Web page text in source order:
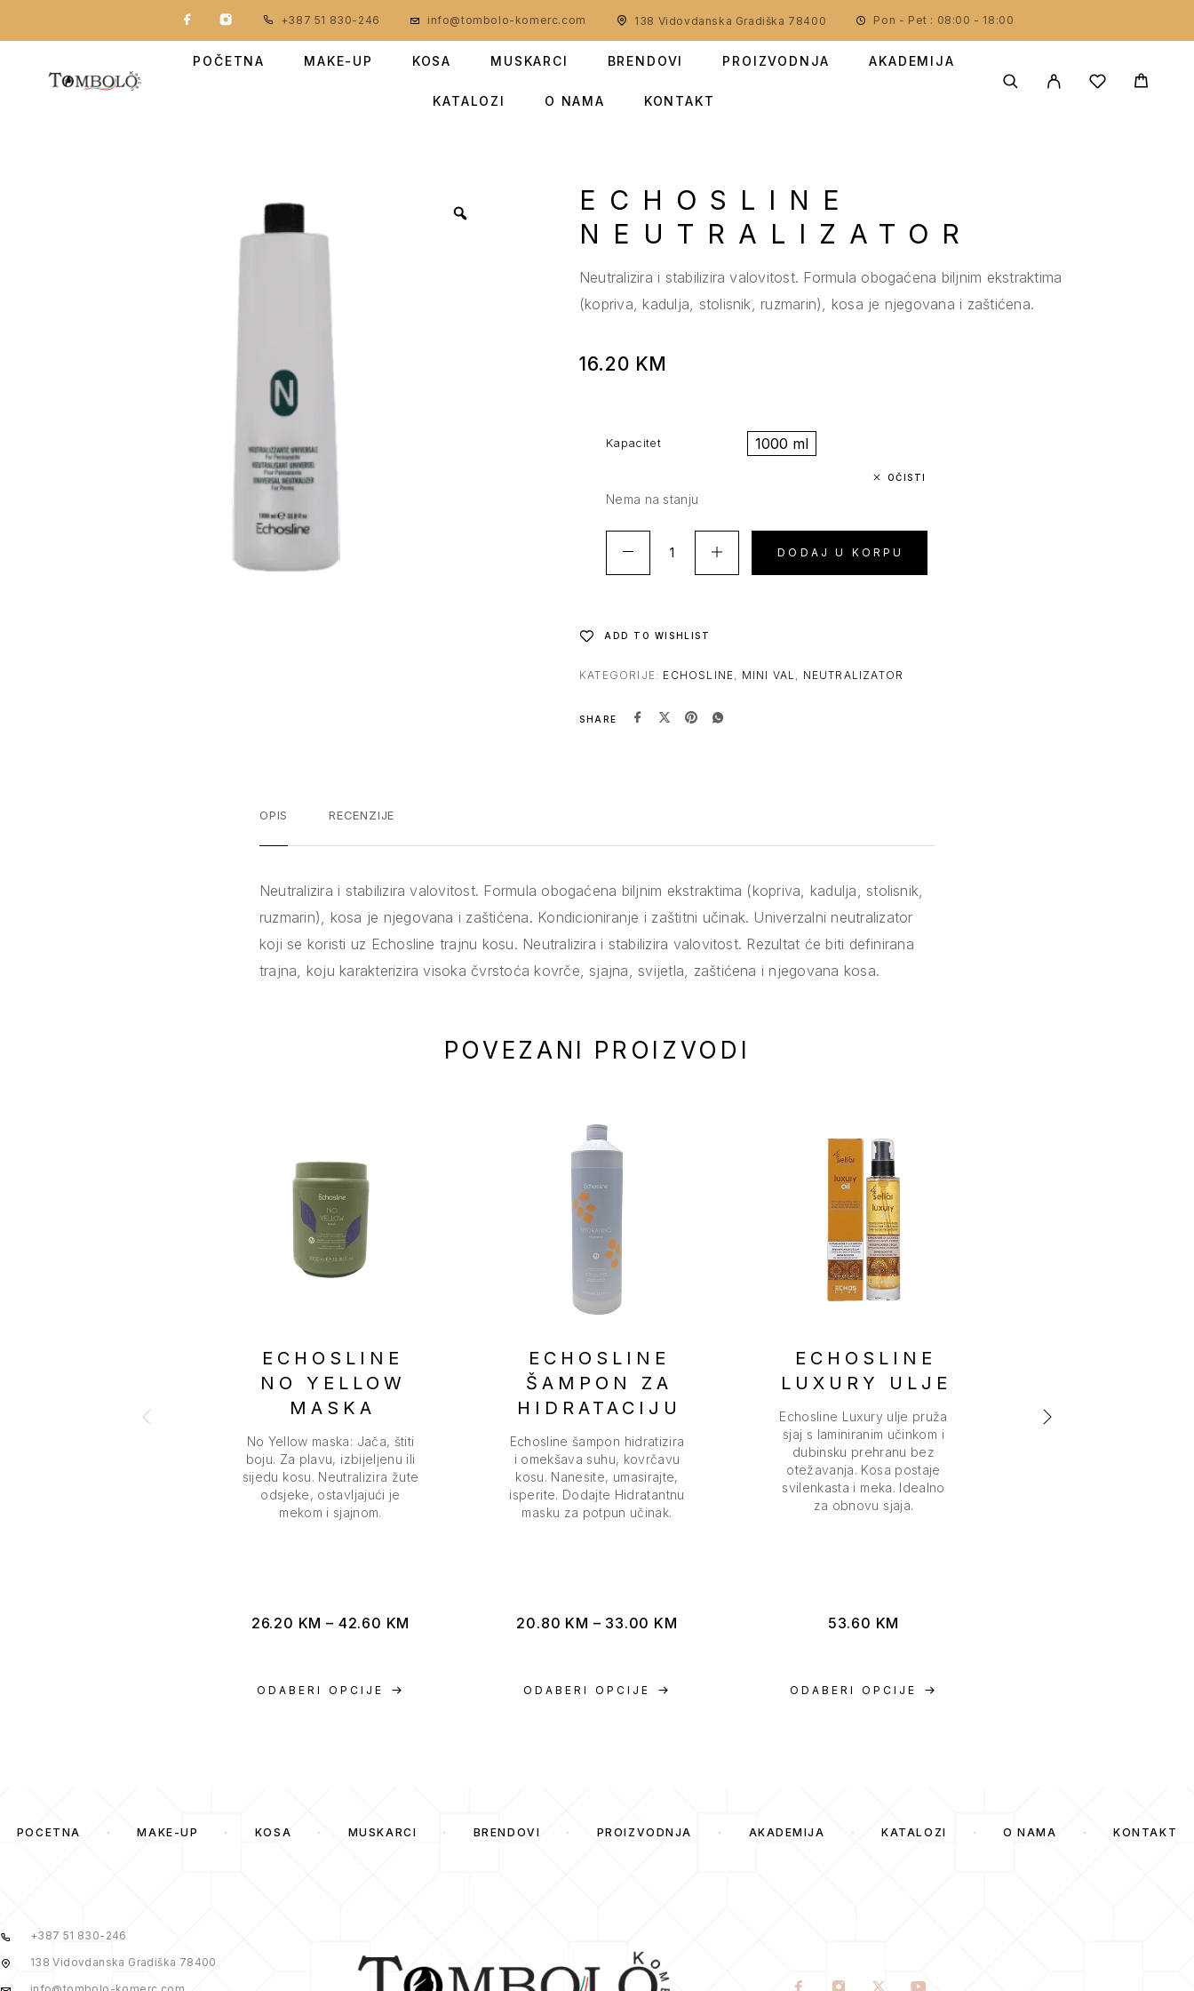
+387 51 830-246 info@tombolo-komerc.com 138 Vidovdanska Gradiška 78400 Pon - Pet : 08:00 - 18:00
POČETNA MAKE-UP KOSA MUSKARCI BRENDOVI PROIZVODNJA AKADEMIJA
KATALOZI O NAMA KONTAKT
ECHOSLINE
NEUTRALIZATOR
Neutralizira i stabilizira valovitost. Formula obogaćena biljnim ekstraktima
(kopriva, kadulja, stolisnik, ruzmarin), kosa je njegovana i zaštićena.
16.20 KM
Kapacitet 1000 ml
OČISTI
Nema na stanju
DODAJ U KORPU
ADD TO WISHLIST
KATEGORIJE: ECHOSLINE, MINI VAL , NEUTRALIZATOR
SHARE
OPIS RECENZIJE
Neutralizira i stabilizira valovitost. Formula obogaćena biljnim ekstraktima (kopriva, kadulja, stolisnik,
ruzmarin), kosa je njegovana i zaštićena. Kondicioniranje i zaštitni učinak. Univerzalni neutralizator
koji se koristi uz Echosline trajnu kosu. Neutralizira i stabilizira valovitost. Rezultat će biti definirana
trajna, koju karakterizira visoka čvrstoća kovrče, sjajna, svijetla, zaštićena i njegovana kosa.
POVEZANI PROIZVODI
ODABERI OPCIJE
ECHOSLINE
NO YELLOW
MASKA
No Yellow maska: Jača, štiti
boju. Za plavu, izbijeljenu ili
sijedu kosu. Neutralizira žute
odsjeke, ostavljajući je
mekom i sjajnom.
26.20 KM – 42.60 KM
ODABERI OPCIJE
ECHOSLINE
ŠAMPON ZA
HIDRATACIJU
Echosline šampon hidratizira
i omekšava suhu, kovrčavu
kosu. Nanesite, umasirajte,
isperite. Dodajte Hidratantnu
masku za potpun učinak.
20.80 KM – 33.00 KM
ODABERI OPCIJE
ECHOSLINE
LUXURY ULJE
Echosline Luxury ulje pruža
sjaj s laminiranim učinkom i
dubinsku prehranu bez
otežavanja. Kosa postaje
svilenkasta i meka. Idealno
za obnovu sjaja.
53.60 KM
POČETNA MAKE-UP KOSA MUSKARCI BRENDOVI PROIZVODNJA AKADEMIJA KATALOZI O NAMA KONTAKT
+387 51 830-246
138 Vidovdanska Gradiška 78400